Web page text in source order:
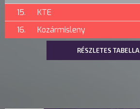
15.
KTE
16.
Kozármisleny
RÉSZLETES TABELLA